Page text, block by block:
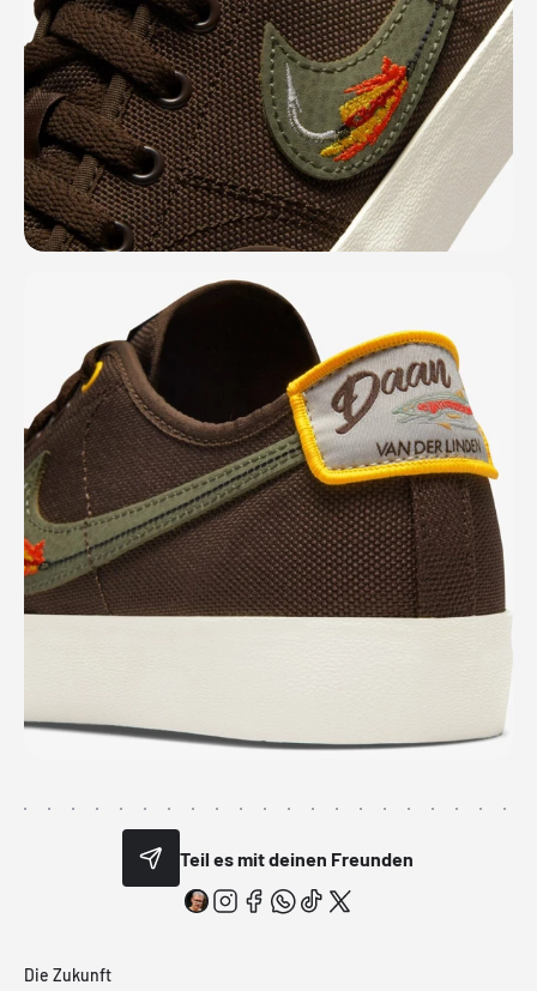
Teil es mit deinen Freunden
Die Zukunft